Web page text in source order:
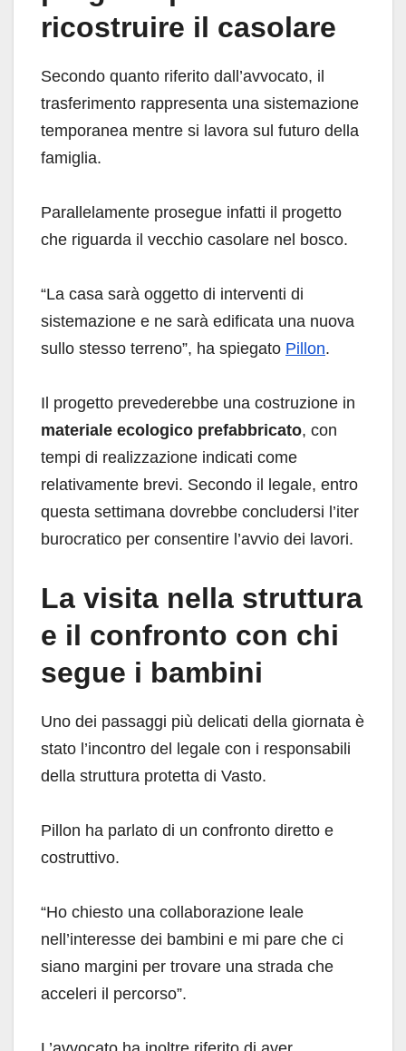
ricostruire il casolare
Secondo quanto riferito dall’avvocato, il
trasferimento rappresenta una sistemazione
temporanea mentre si lavora sul futuro della
famiglia.
Parallelamente prosegue infatti il progetto
che riguarda il vecchio casolare nel bosco.
“La casa sarà oggetto di interventi di
sistemazione e ne sarà edificata una nuova
sullo stesso terreno”, ha spiegato Pillon.
Il progetto prevederebbe una costruzione in
materiale ecologico prefabbricato, con
tempi di realizzazione indicati come
relativamente brevi. Secondo il legale, entro
questa settimana dovrebbe concludersi l’iter
burocratico per consentire l’avvio dei lavori.
La visita nella struttura
e il confronto con chi
segue i bambini
Uno dei passaggi più delicati della giornata è
stato l’incontro del legale con i responsabili
della struttura protetta di Vasto.
Pillon ha parlato di un confronto diretto e
costruttivo.
“Ho chiesto una collaborazione leale
nell’interesse dei bambini e mi pare che ci
siano margini per trovare una strada che
acceleri il percorso”.